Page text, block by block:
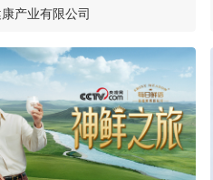
产业有限公司